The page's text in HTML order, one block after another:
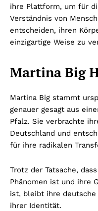
ihre Plattform, um für
Verständnis von
entscheiden, ihren
einzigartige Weise zu
Martina Big
Martina Big stammt
genauer gesagt aus
Pfalz. Sie verbrachte
Deutschland und
für ihre radikalen
Trotz der Tatsache,
Phänomen ist und ihre
ist, bleibt ihre
ihrer Identität.